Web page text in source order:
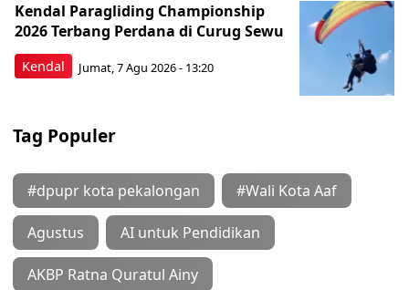
Kendal
Kendal Paragliding Championship
2026 Terbang Perdana di Curug Sewu
Jumat, 7 Agu 2026 - 13:20
Tag Populer
#dpupr kota pekalongan #Wali Kota Aaf
Agustus AI untuk Pendidikan
AKBP Ratna Quratul Ainy